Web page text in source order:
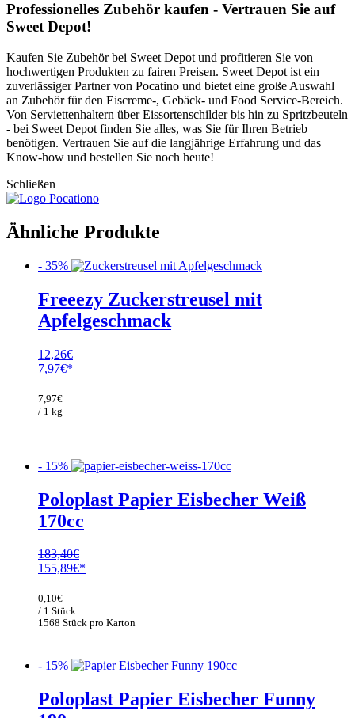
Professionelles Zubehör kaufen - Vertrauen Sie auf
Sweet Depot!
Kaufen Sie Zubehör bei Sweet Depot und profitieren Sie von
hochwertigen Produkten zu fairen Preisen. Sweet Depot ist ein
zuverlässiger Partner von Pocatino und bietet eine große Auswahl
an Zubehör für den Eiscreme-, Gebäck- und Food Service-Bereich.
Von Serviettenhaltern über Eissortenschilder bis hin zu Spritzbeuteln
- bei Sweet Depot finden Sie alles, was Sie für Ihren Betrieb
benötigen. Vertrauen Sie auf die langjährige Erfahrung und das
Know-how und bestellen Sie noch heute!
Schließen
Ähnliche Produkte
- 35%
Freeezy Zuckerstreusel mit
Apfelgeschmack
12,26€
Ursprünglicher
war:
12,26€
7,97€
7,97€
/ 1 kg
- 15%
Poloplast Papier Eisbecher Weiß
170cc
183,40€
Ursprünglicher
war:
183,40€
155,89€
1568 Stück pro Karton
0,10€
/ 1 Stück
- 15%
Poloplast Papier Eisbecher Funny